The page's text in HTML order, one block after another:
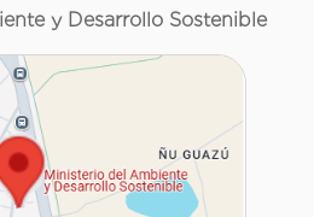
y Desarrollo Sostenible